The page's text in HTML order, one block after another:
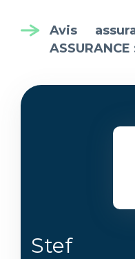
Avis
ASSURANCE
Stef